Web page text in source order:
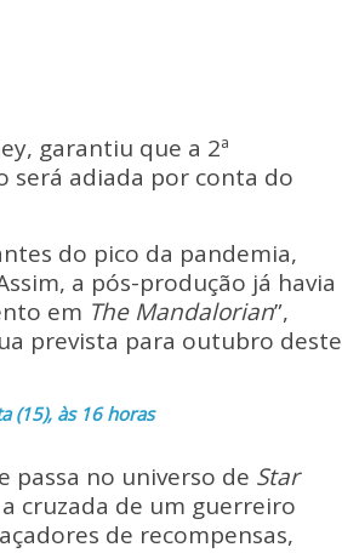
garantiu que a 2ª
será adiada por conta do
do pico da pandemia,
a pós-produção já havia
em The Mandalorian”,
prevista para outubro deste
(15), às 16 horas
passa no universo de Star
cruzada de um guerreiro
de recompensas,